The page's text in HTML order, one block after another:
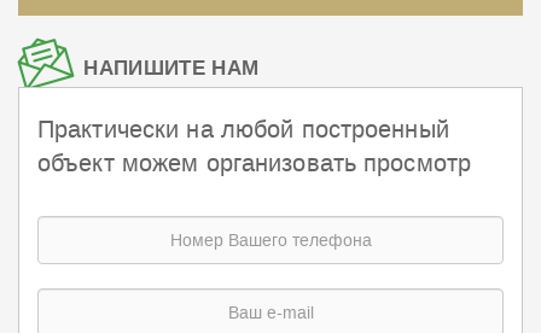
НАПИШИТЕ НАМ
Практически на любой построенный
объект можем организовать просмотр